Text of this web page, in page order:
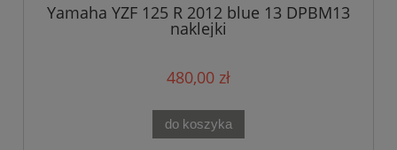
Yamaha YZF 125 R 2012 blue 13 DPBM13
naklejki
480,00 zł
do koszyka